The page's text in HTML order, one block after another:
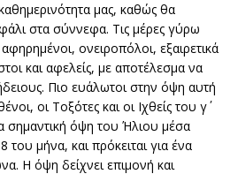
μας, καθώς θα
στα σύννεφα. Τις μέρες γύρω
ονειροπόλοι, εξαιρετικά
και αφελείς, με αποτέλεσμα να
Πιο ευάλωτοι στην όψη αυτή
οι Τοξότες και οι Ιχθείς του γ΄
σημαντική όψη του Ήλιου μέσα
του μήνα, και πρόκειται για ένα
Η όψη δείχνει επιμονή και